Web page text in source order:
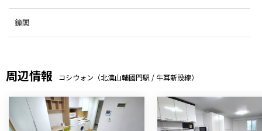
鐘閣
周辺情報 コシウォン（北漢山輔國門駅 / 牛耳新設線）